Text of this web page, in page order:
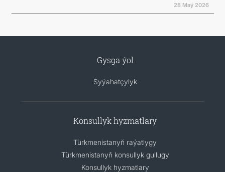
28 Maý 2026
Gysga ýol
Syýahatçylyk
Konsullyk hyzmatlary
Türkmenistanyň raýatlygy
Türkmenistanyň konsullyk gullugy
Konsullyk hyzmatlary